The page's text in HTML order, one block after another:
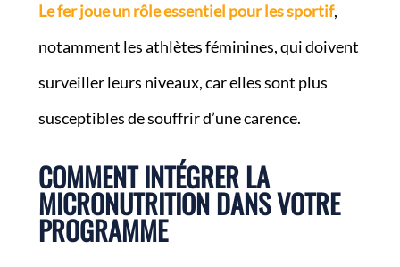
Le fer joue un rôle essentiel pour les sportif,
notamment les athlètes féminines, qui doivent
surveiller leurs niveaux, car elles sont plus
susceptibles de souffrir d’une carence.
COMMENT INTÉGRER LA
MICRONUTRITION DANS VOTRE
PROGRAMME